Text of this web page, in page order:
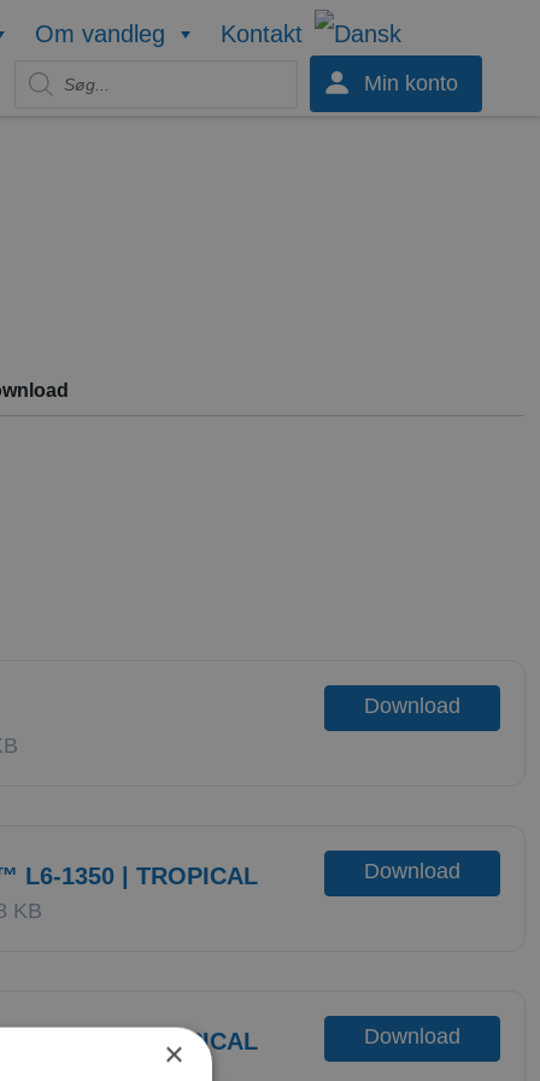
Om vandleg Kontakt
Min konto
Download
L6-1350 | TROPICAL
KB
Download
L6-1350 | TROPICAL Download
×